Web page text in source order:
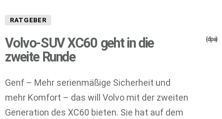
RATGEBER
Volvo-SUV XC60 geht in die
zweite Runde
(dpa)
Genf – Mehr serienmäßige Sicherheit und
mehr Komfort – das will Volvo mit der zweiten
Generation des XC60 bieten. Sie hat auf dem